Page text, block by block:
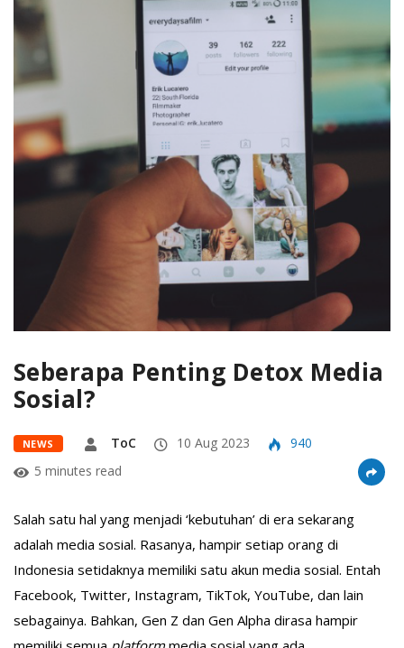
Seberapa Penting Detox Media
Sosial?
NEWS ToC 10 Aug 2023
940
5 minutes read
Salah satu hal yang menjadi ‘kebutuhan’ di era sekarang
adalah media sosial. Rasanya, hampir setiap orang di
Indonesia setidaknya memiliki satu akun media sosial. Entah
Facebook, Twitter, Instagram, TikTok, YouTube, dan lain
sebagainya. Bahkan, Gen Z dan Gen Alpha dirasa hampir